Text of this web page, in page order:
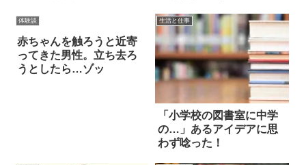
体験談
赤ちゃんを触ろうと近寄
ってきた男性。立ち去ろ
うとしたら…ゾッ
生活と仕事
「小学校の図書室に中学
の…」あるアイデアに思
わず唸った！